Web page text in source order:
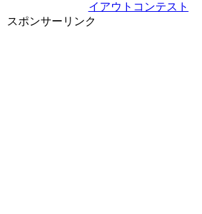
イアウトコンテスト
スポンサーリンク